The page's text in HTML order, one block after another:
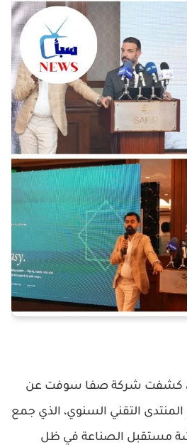
كشفت شركة صفا سوفت عن
التقني السنوي، الذي جمع
مستقبل الصناعة في ظل